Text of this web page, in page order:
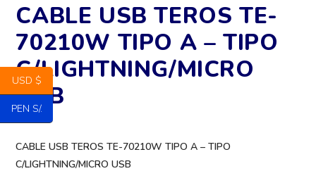
CABLE USB TEROS TE-
70210W TIPO A – TIPO
C/LIGHTNING/MICRO
USB
CABLE USB TEROS TE-70210W TIPO A – TIPO
C/LIGHTNING/MICRO USB
USD $
PEN S/.